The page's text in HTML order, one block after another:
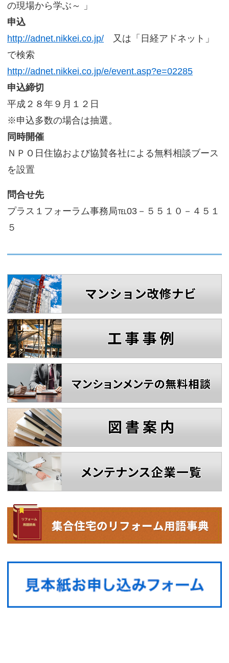
の現場から学ぶ～ 」
申込
http://adnet.nikkei.co.jp/ 又は「日経アドネット」
で検索
http://adnet.nikkei.co.jp/e/event.asp?e=02285
申込締切
平成２８年９月１２日
※申込多数の場合は抽選。
同時開催
ＮＰＯ日住協および協賛各社による無料相談ブース
を設置
問合せ先
プラス１フォーラム事務局℡03－５５１０－４５１
５